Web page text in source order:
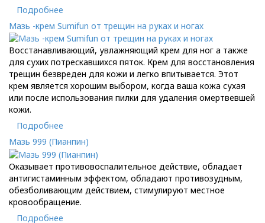
Подробнее
Мазь -крем Sumifun от трещин на руках и ногах
Восстанавливающий, увлажняющий крем для ног а также
для сухих потрескавшихся пяток. Крем для восстановления
трещин безвреден для кожи и легко впитывается. Этот
крем является хорошим выбором, когда ваша кожа сухая
или после использования пилки для удаления омертвевшей
кожи.
Подробнее
Мазь 999 (Пианпин)
Оказывает противовоспалительное действие, обладает
антигистаминным эффектом, обладают противозудным,
обезболивающим действием, стимулируют местное
кровообращение.
Подробнее